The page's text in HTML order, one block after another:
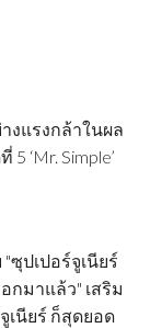
งแรงกล้าในผล
‘Mr. Simple’
ซุปเปอร์จูเนียร์
กมาแล้ว" เสริม
เนียร์ ก็สุดยอด